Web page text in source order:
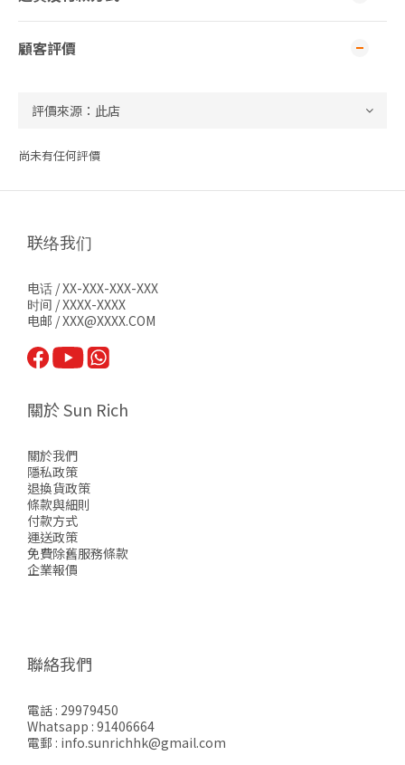
顧客評價
尚未有任何評價
联络我们
电话 / XX-XXX-XXX-XXX
时间 / XXXX-XXXX
电邮 / XXX@XXXX.COM
關於 Sun Rich
關於我們
隱私政策
退換貨政策
條款與細則
付款方式
運送政策
免費除舊服務條款
企業報價
聯絡我們
電話 : 29979450
Whatsapp : 91406664
電郵 : info.sunrichhk@gmail.com